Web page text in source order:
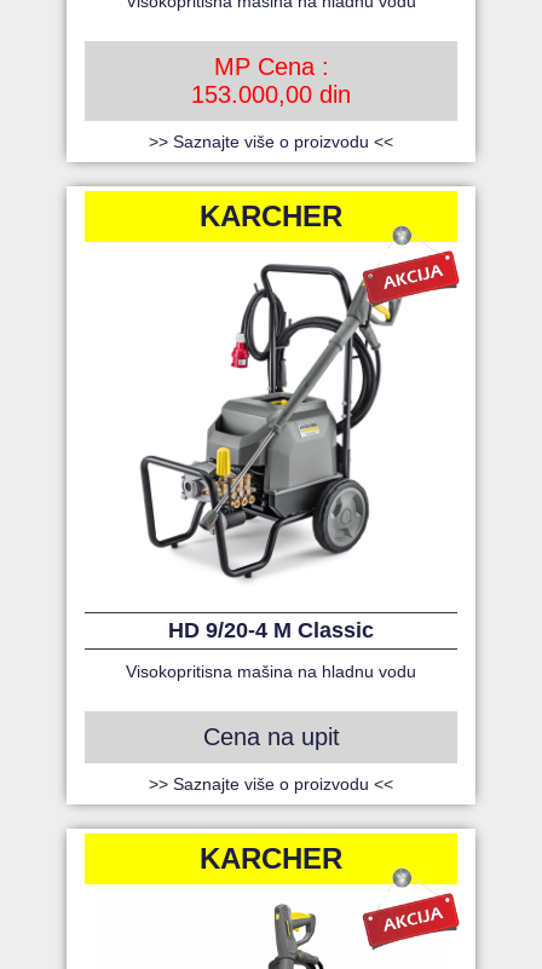
MP Cena :
153.000,00 din
>> Saznajte više o proizvodu <<
KARCHER
HD 9/20-4 M Classic
Visokopritisna mašina na hladnu vodu
Cena na upit
>> Saznajte više o proizvodu <<
KARCHER